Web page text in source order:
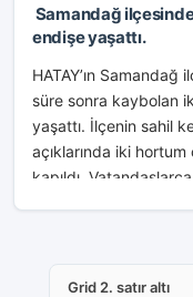
Samandağ
endişe yaşattı.
HATAY’ın
süre sonra kaybolan
yaşattı. İlçenin sahil
açıklarında iki hortum
kapıldı. Vatandaşlarca
Grid 2. satır altı